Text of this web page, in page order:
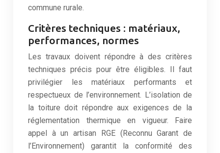
commune rurale.
Critères techniques : matériaux,
performances, normes
Les travaux doivent répondre à des critères
techniques précis pour être éligibles. Il faut
privilégier les matériaux performants et
respectueux de l’environnement. L’isolation de
la toiture doit répondre aux exigences de la
réglementation thermique en vigueur. Faire
appel à un artisan RGE (Reconnu Garant de
l’Environnement) garantit la conformité des